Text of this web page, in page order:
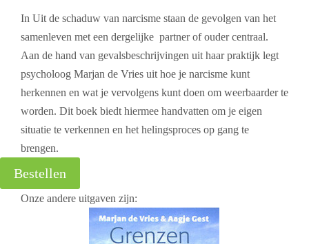
In Uit de schaduw van narcisme staan de gevolgen van het
samenleven met een dergelijke partner of ouder centraal.
Aan de hand van gevalsbeschrijvingen uit haar praktijk legt
psycholoog Marjan de Vries uit hoe je narcisme kunt
herkennen en wat je vervolgens kunt doen om weerbaarder te
worden. Dit boek biedt hiermee handvatten om je eigen
situatie te verkennen en het helingsproces op gang te
brengen.
Bestellen
Onze andere uitgaven zijn: